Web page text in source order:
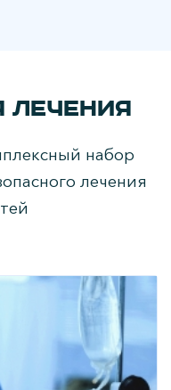
лечения
набор
лечения